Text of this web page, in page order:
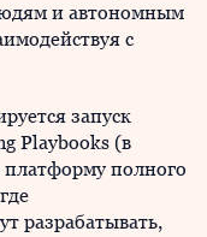
и автономным
с
запуск
Playbooks (в
полного
разрабатывать,